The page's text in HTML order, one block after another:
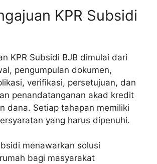
KPR Subsidi
KPR Subsidi BJB dimulai dari
pengumpulan dokumen,
verifikasi, persetujuan, dan
penandatanganan akad kredit
dana. Setiap tahapan memiliki
yang harus dipenuhi.
menawarkan solusi
bagi masyarakat